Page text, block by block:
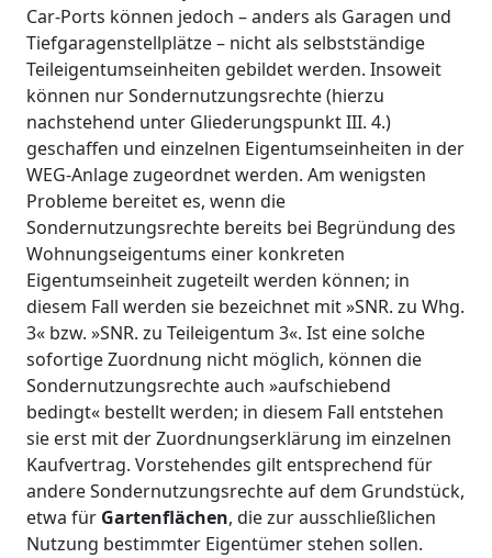
Car-Ports können jedoch – anders als Garagen und
Tiefgaragenstellplätze – nicht als selbstständige
Teileigentumseinheiten gebildet werden. Insoweit
können nur Sondernutzungsrechte (hierzu
nachstehend unter Gliederungspunkt III. 4.)
geschaffen und einzelnen Eigentumseinheiten in der
WEG-Anlage zugeordnet werden. Am wenigsten
Probleme bereitet es, wenn die
Sondernutzungsrechte bereits bei Begründung des
Wohnungseigentums einer konkreten
Eigentumseinheit zugeteilt werden können; in
diesem Fall werden sie bezeichnet mit »SNR. zu Whg.
3« bzw. »SNR. zu Teileigentum 3«. Ist eine solche
sofortige Zuordnung nicht möglich, können die
Sondernutzungsrechte auch »aufschiebend
bedingt« bestellt werden; in diesem Fall entstehen
sie erst mit der Zuordnungserklärung im einzelnen
Kaufvertrag. Vorstehendes gilt entsprechend für
andere Sondernutzungsrechte auf dem Grundstück,
etwa für Gartenflächen, die zur ausschließlichen
Nutzung bestimmter Eigentümer stehen sollen.